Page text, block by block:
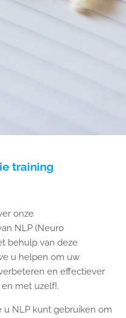
training
onze
NLP (Neuro
behulp van deze
u helpen om uw
en effectiever
met uzelf!.
u NLP kunt gebruiken om